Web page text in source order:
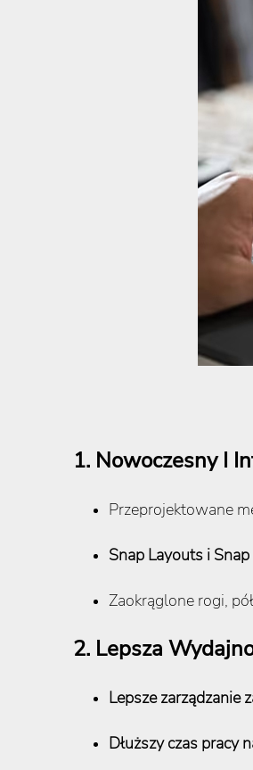
1. Nowoczesny I
Przeprojektowane
Snap Layouts i
Zaokrąglone rogi,
2. Lepsza
Lepsze zarządzanie
Dłuższy czas pracy